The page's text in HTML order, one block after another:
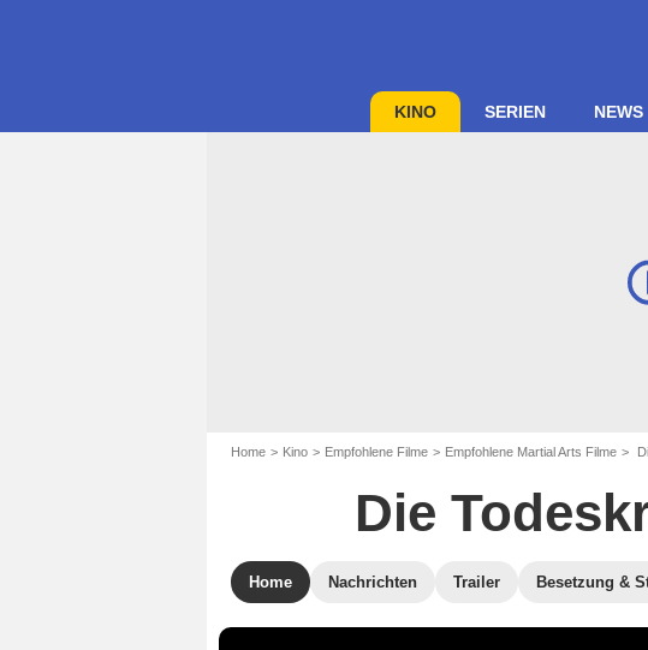
KINO SERIEN NEWS
Home Kino Empfohlene Filme Empfohlene Martial Arts Filme
Die
Home Nachrichten Trailer Besetzung &